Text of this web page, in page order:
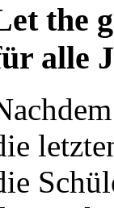
the
alle